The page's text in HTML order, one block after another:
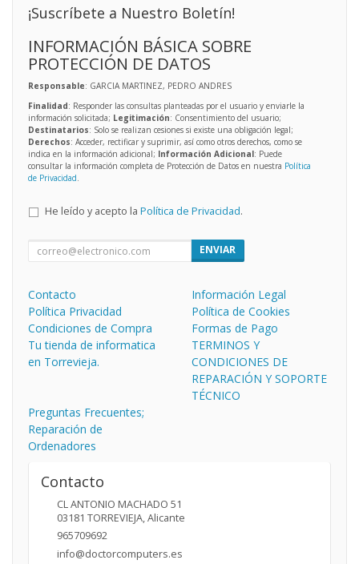
¡Suscríbete a Nuestro Boletín!
INFORMACIÓN BÁSICA SOBRE
PROTECCIÓN DE DATOS
Responsable: GARCIA MARTINEZ, PEDRO ANDRES
Finalidad: Responder las consultas planteadas por el usuario y enviarle la
información solicitada; Legitimación: Consentimiento del usuario;
Destinatarios: Solo se realizan cesiones si existe una obligación legal;
Derechos: Acceder, rectificar y suprimir, así como otros derechos, como se
indica en la información adicional; Información Adicional: Puede
consultar la información completa de Protección de Datos en nuestra Política
de Privacidad.
He leído y acepto la Política de Privacidad.
ENVIAR
Contacto
Información Legal
Política Privacidad
Política de Cookies
Condiciones de Compra
Formas de Pago
Tu tienda de informatica
en Torrevieja.
TERMINOS Y
CONDICIONES DE
REPARACIÓN Y SOPORTE
TÉCNICO
Preguntas Frecuentes;
Reparación de
Ordenadores
Contacto
CL ANTONIO MACHADO 51
03181 TORREVIEJA,Alicante
965709692
info@doctorcomputers.es